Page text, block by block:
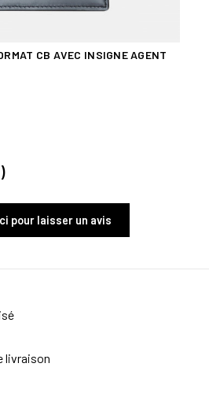
CB AVEC INSIGNE AGENT
pour laisser un avis
livraison